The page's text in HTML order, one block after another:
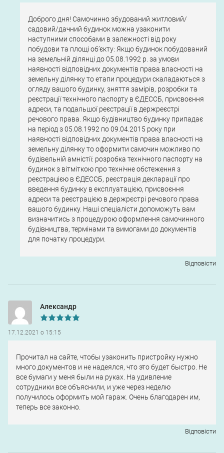
Доброго дня! Самочинно збудований житловий/
садовий/дачний будинок можна узаконити
наступними способами в залежності від року
побудови та площі об’єкту: Якщо будинок побудований
на земельній ділянці до 05.08.1992 р. за умови
наявності відповідних документів права власності на
земельну ділянку то етапи процедури скаладаються з
огляду вашого будинку, зняття замірів, розробки та
реєстрації технічного паспорту в ЄДЕССБ, присвоєння
адреси, та подальшої реєстрації в держреєстрі
речового права. Якщо будівництво будинку припадає
на період з 05.08.1992 по 09.04.2015 року при
наявності відповідних документів права власності на
земельну ділянку то оформити самочин можливо по
будівельній амністії: розробка технічного паспорту на
будинок з вітміткою про технічне обстеження з
реєстрацією в ЄДЕССБ, реєстрація декларації про
введення будинку в експлуатацією, присвоєння
адреси та реєстрацією в держрєстрі речового права
вашого будинку. Наші спеціалісти допоможуть вам
визначитись з процедурою оформлення самочинного
будівництва, термінами та вимогами до документів
для початку процедури.
Відповіcти
Александр
17.12.2021 о 15:15
Прочитал на сайте, чтобы узаконить пристройку нужно
много документов и не надеялся, что это будет быстро. Не
все бумаги у меня были на руках. На удивление
сотрудники все объяснили, и уже через неделю
получилось оформить мой гараж. Очень благодарен им,
теперь все законно.
Відповіcти